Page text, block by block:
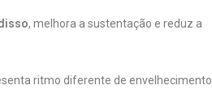
, melhora a sustentação e reduz a
ritmo diferente de envelhecimento.